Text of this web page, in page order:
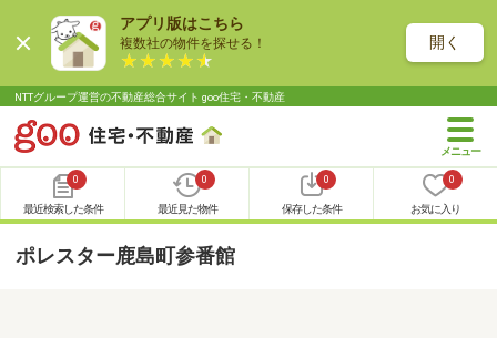
アプリ版はこちら
複数社の物件を探せる！ 開く
NTTグループ運営の不動産総合サイト goo住宅・不動産
0
最近検索した条件
0
最近見た物件
0
保存した条件
0
お気に入り
ポレスター鹿島町参番館